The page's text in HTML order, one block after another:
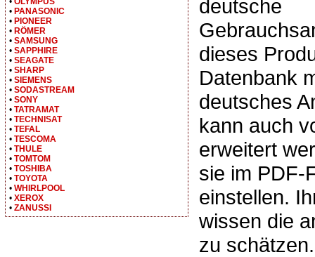
deutsche
dieses
Datenbank
deutsches
kann auch
erweitert
sie im PDF-
einstellen.
wissen die
zu schätzen.
• PANASONIC
• PIONEER
• RÖMER
• SAMSUNG
• SAPPHIRE
• SEAGATE
• SHARP
• SIEMENS
• SODASTREAM
• SONY
• TATRAMAT
• TECHNISAT
• TEFAL
• TESCOMA
• THULE
• TOMTOM
• TOSHIBA
• TOYOTA
• WHIRLPOOL
• XEROX
• ZANUSSI